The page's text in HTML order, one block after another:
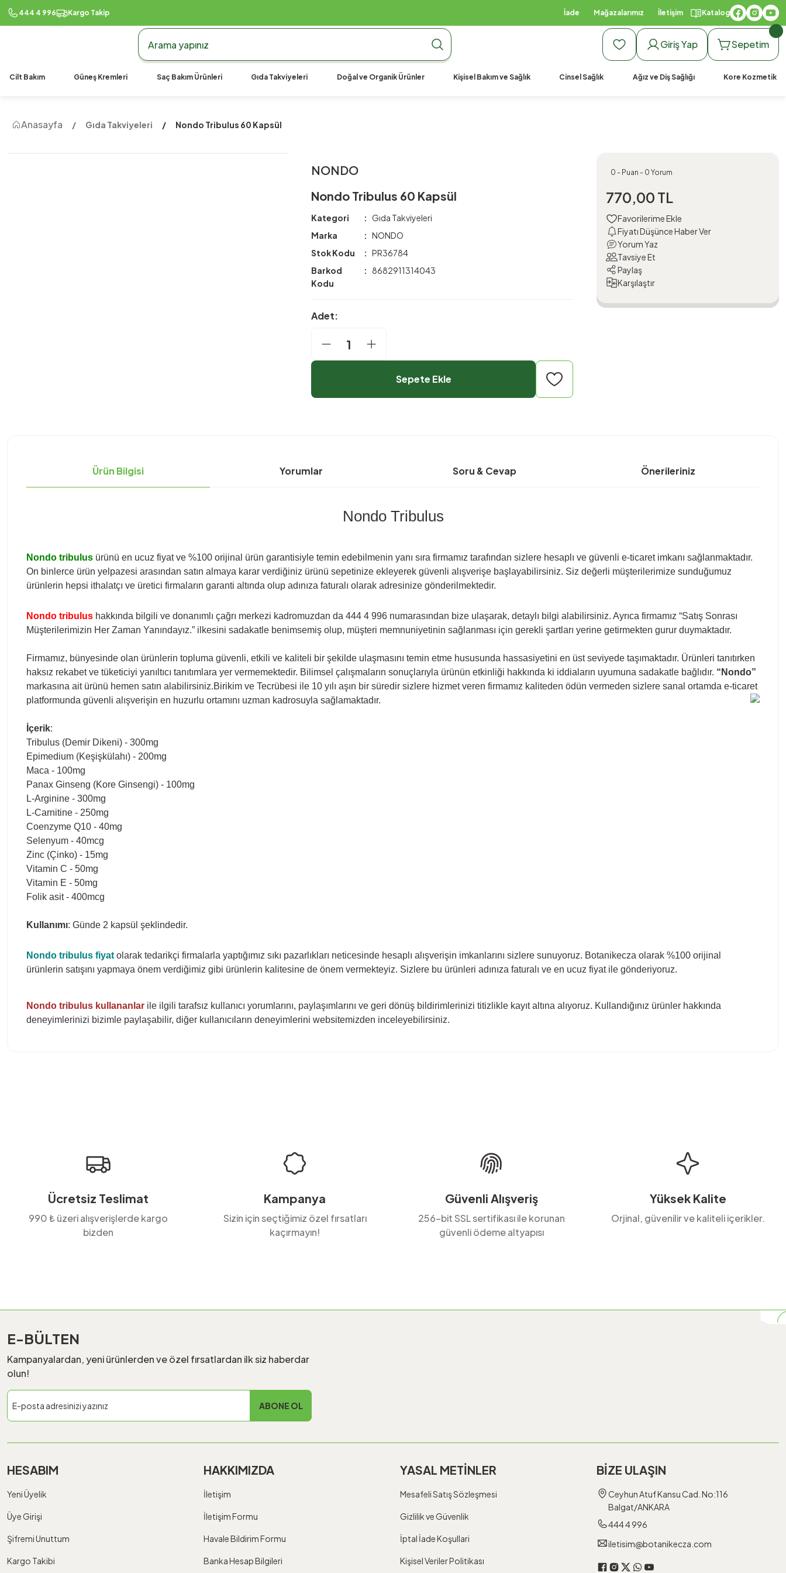
444 4 996 Kargo Takip
990 TL Üzeri Ücretsiz Kargo990 TL Üzeri Ücretsiz Kargo
İade Mağazalarımız İletişim Katalog
Giriş Yap Sepetim
Cilt Bakım Güneş Kremleri Saç Bakım Ürünleri Gıda Takviyeleri Doğal ve Organik Ürünler Kişisel Bakım ve Sağlık Cinsel Sağlık Ağız ve Diş Sağlığı Kore Kozmetik
Anasayfa Gıda Takviyeleri Nondo Tribulus 60 Kapsül
NONDO
Nondo Tribulus 60 Kapsül
Kategori
Gıda Takviyeleri
Marka
NONDO
Stok Kodu
PR36784
Barkod
Kodu
8682911314043
Adet:
Sepete Ekle
0 - Puan - 0 Yorum
770,00 TL
Fiyatı Düşünce Haber Ver
Yorum Yaz
Tavsiye Et
Paylaş
Karşılaştır
Ürün Bilgisi Yorumlar Soru & Cevap Önerileriniz
Nondo Tribulus
Nondo tribulus ürünü en ucuz fiyat ve %100 orijinal ürün garantisiyle temin edebilmenin yanı sıra firmamız tarafından sizlere hesaplı ve güvenli e-ticaret imkanı sağlanmaktadır.
On binlerce ürün yelpazesi arasından satın almaya karar verdiğiniz ürünü sepetinize ekleyerek güvenli alışverişe başlayabilirsiniz. Siz değerli müşterilerimize sunduğumuz
ürünlerin hepsi ithalatçı ve üretici firmaların garanti altında olup adınıza faturalı olarak adresinize gönderilmektedir.
Nondo tribulus hakkında bilgili ve donanımlı çağrı merkezi kadromuzdan da 444 4 996 numarasından bize ulaşarak, detaylı bilgi alabilirsiniz. Ayrıca firmamız “Satış Sonrası
Müşterilerimizin Her Zaman Yanındayız.” ilkesini sadakatle benimsemiş olup, müşteri memnuniyetinin sağlanması için gerekli şartları yerine getirmekten gurur duymaktadır.
Firmamız, bünyesinde olan ürünlerin topluma güvenli, etkili ve kaliteli bir şekilde ulaşmasını temin etme hususunda hassasiyetini en üst seviyede taşımaktadır. Ürünleri tanıtırken
haksız rekabet ve tüketiciyi yanıltıcı tanıtımlara yer vermemektedir. Bilimsel çalışmaların sonuçlarıyla ürünün etkinliği hakkında ki iddiaların uyumuna sadakatle bağlıdır. “Nondo”
markasına ait ürünü hemen satın alabilirsiniz.Birikim ve Tecrübesi ile 10 yılı aşın bir süredir sizlere hizmet veren firmamız kaliteden ödün vermeden sizlere sanal ortamda e-ticaret
platformunda güvenli alışverişin en huzurlu ortamını uzman kadrosuyla sağlamaktadır.
İçerik:
Tribulus (Demir Dikeni) - 300mg
Epimedium (Keşişkülahı) - 200mg
Maca - 100mg
Panax Ginseng (Kore Ginsengi) - 100mg
L-Arginine - 300mg
L-Carnitine - 250mg
Coenzyme Q10 - 40mg
Selenyum - 40mcg
Zinc (Çinko) - 15mg
Vitamin C - 50mg
Vitamin E - 50mg
Folik asit - 400mcg
Kullanımı: Günde 2 kapsül şeklindedir.
Nondo tribulus fiyat olarak tedarikçi firmalarla yaptığımız sıkı pazarlıkları neticesinde hesaplı alışverişin imkanlarını sizlere sunuyoruz. Botanikecza olarak %100 orijinal
ürünlerin satışını yapmaya önem verdiğimiz gibi ürünlerin kalitesine de önem vermekteyiz. Sizlere bu ürünleri adınıza faturalı ve en ucuz fiyat ile gönderiyoruz.
Nondo tribulus kullananlar ile ilgili tarafsız kullanıcı yorumlarını, paylaşımlarını ve geri dönüş bildirimlerinizi titizlikle kayıt altına alıyoruz. Kullandığınız ürünler hakkında
deneyimlerinizi bizimle paylaşabilir, diğer kullanıcıların deneyimlerini websitemizden inceleyebilirsiniz.
Bu ürüne benzer farklı alternatifler olmalı.
Ücretsiz Teslimat
990 ₺ üzeri alışverişlerde kargo
bizden
Kampanya
Sizin için seçtiğimiz özel fırsatları
kaçırmayın!
Güvenli Alışveriş
256-bit SSL sertifikası ile korunan
güvenli ödeme altyapısı
Yüksek Kalite
Orjinal, güvenilir ve kaliteli içerikler.
E-BÜLTEN
Kampanyalardan, yeni ürünlerden ve özel fırsatlardan ilk siz haberdar
olun!
ABONE OL
HESABIM
Yeni Üyelik
Üye Girişi
Şifremi Unuttum
Kargo Takibi
HAKKIMIZDA
İletişim
İletişim Formu
Havale Bildirim Formu
Banka Hesap Bilgileri
YASAL METİNLER
Mesafeli Satış Sözleşmesi
Gizlilik ve Güvenlik
İptal İade Koşullari
Kişisel Veriler Politikası
BİZE ULAŞIN
Ceyhun Atuf Kansu Cad. No:116
Balgat/ANKARA
444 4 996
iletisim@botanikecza.com